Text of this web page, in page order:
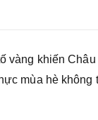
vàng khiến
mùa hè